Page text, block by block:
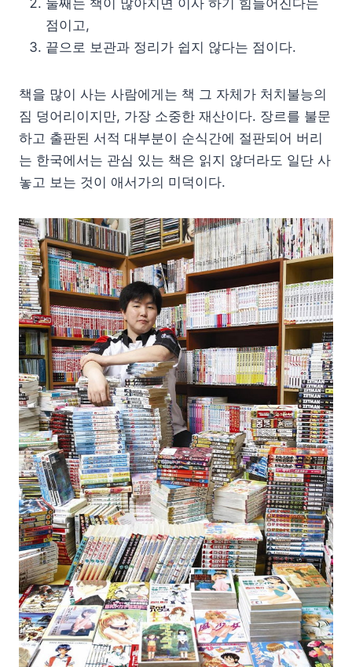
둘째는 책이 많아지면 이사 하기 힘들어진다는
점이고,
끝으로 보관과 정리가 쉽지 않다는 점이다.
책을 많이 사는 사람에게는 책 그 자체가 처치불능의
짐 덩어리이지만, 가장 소중한 재산이다. 장르를 불문
하고 출판된 서적 대부분이 순식간에 절판되어 버리
는 한국에서는 관심 있는 책은 읽지 않더라도 일단 사
놓고 보는 것이 애서가의 미덕이다.